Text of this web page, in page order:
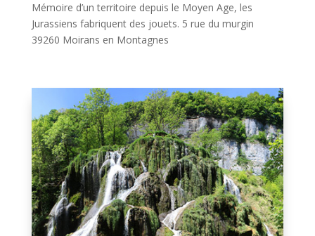
Mémoire d’un territoire depuis le Moyen Age, les
Jurassiens fabriquent des jouets. 5 rue du murgin
39260 Moirans en Montagnes